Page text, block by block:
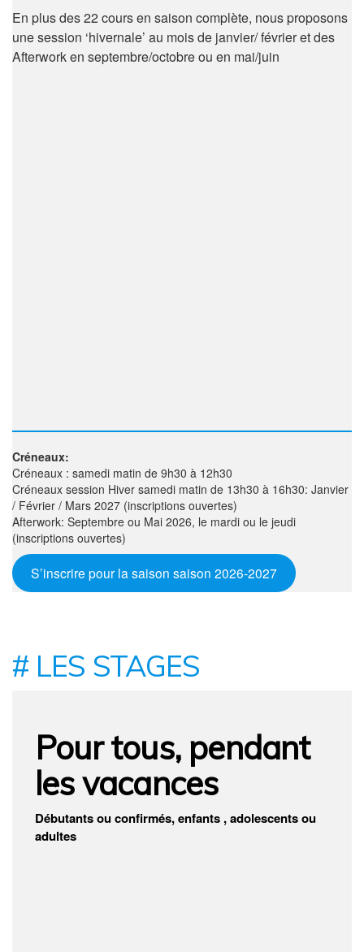
En plus des 22 cours en saison complète, nous proposons
une session ‘hivernale’ au mois de janvier/ février et des
Afterwork en septembre/octobre ou en mai/juin
Créneaux:
Créneaux : samedi matin de 9h30 à 12h30
Créneaux session Hiver samedi matin de 13h30 à 16h30: Janvier
/ Février / Mars 2027 (inscriptions ouvertes)
Afterwork: Septembre ou Mai 2026, le mardi ou le jeudi
(inscriptions ouvertes)
S’inscrire pour la saison saison 2026-2027
# LES STAGES
Pour tous, pendant
les vacances
Débutants ou confirmés, enfants , adolescents ou
adultes